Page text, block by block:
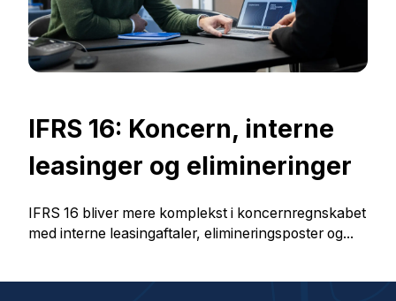
IFRS 16: Koncern, interne
leasinger og elimineringer
IFRS 16 bliver mere komplekst i koncernregnskabet
med interne leasingaftaler, elimineringsposter og...